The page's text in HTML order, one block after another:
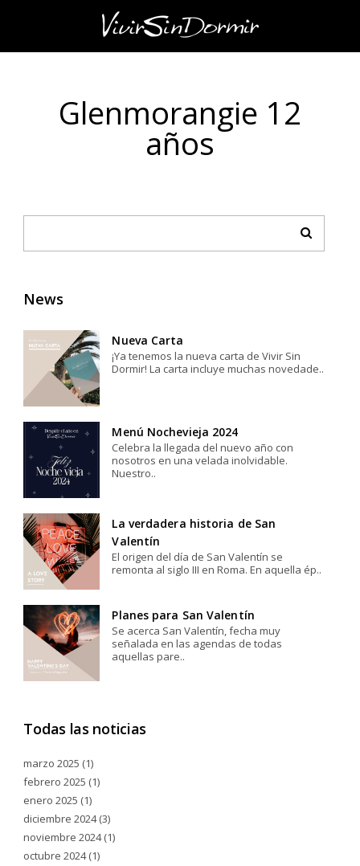
Glenmorangie 12
años
News
Nueva Carta
¡Ya tenemos la nueva carta de Vivir Sin
Dormir! La carta incluye muchas novedade..
Menú Nochevieja 2024
Celebra la llegada del nuevo año con
nosotros en una velada inolvidable.
Nuestro..
La verdadera historia de San
Valentín
El origen del día de San Valentín se
remonta al siglo III en Roma. En aquella ép..
Planes para San Valentín
Se acerca San Valentín, fecha muy
señalada en las agendas de todas
aquellas pare..
Todas las noticias
marzo 2025 (1)
febrero 2025 (1)
enero 2025 (1)
diciembre 2024(3)
noviembre 2024(1)
octubre 2024(1)